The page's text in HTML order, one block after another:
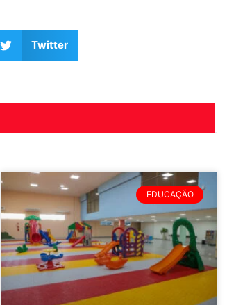
Twitter
EDUCAÇÃO